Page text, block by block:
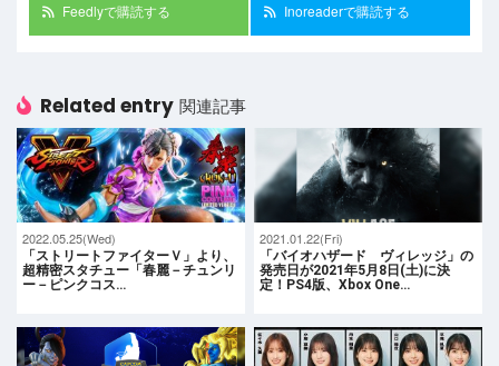
Feedlyで購読する Inoreaderで購読する
Related entry 関連記事
2022.05.25(Wed)
「ストリートファイターＶ」より、
超精密スタチュー「春麗－チュンリ
ー－ピンクコス…
2021.01.22(Fri)
「バイオハザード ヴィレッジ」の
発売日が2021年5月8日(土)に決
定！PS4版、Xbox One…